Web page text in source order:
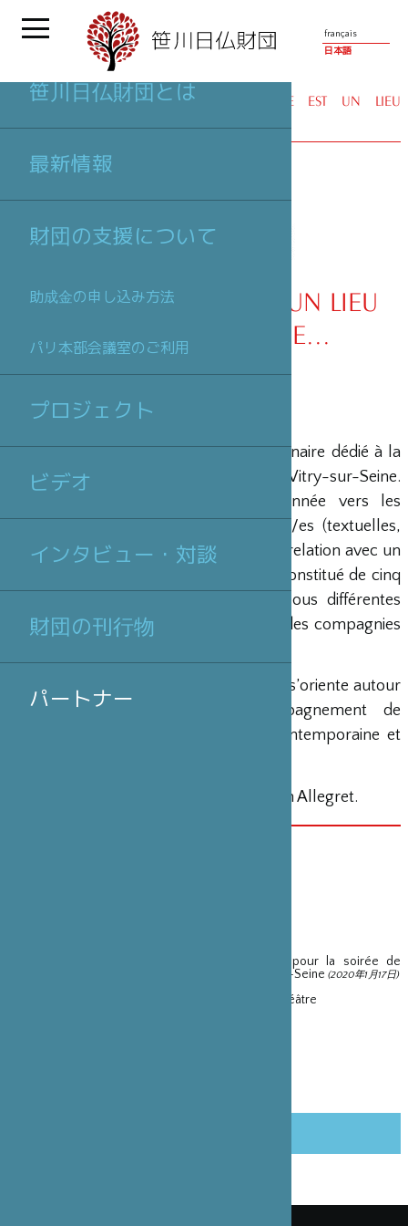
français
日本語
笹川日仏財団とは
最新情報
財団の支援について
助成金の申し込み方法
パリ本部会議室のご利用
プロジェクト
ビデオ
インタビュー・対談
財団の刊行物
パートナー
パートナー| GARE AU THÉÂTRE EST UN LIEU
GARE AU THÉÂTRE EST UN LIEU
PLURIDISCIPLINAIRE...
Gare au Théâtre est un lieu pluridisciplinaire dédié à la
création artistique et citoyenne, situé à Vitry-sur-Seine.
Son orientation artistique est positionnée vers les
écritures d’auteurs et d’autrices vivant/es (textuelles,
gestuelles, visuelles, numériques) et la relation avec un
territoire en transformation. Cet outil, constitué de cinq
salles de travail, permet d’accueillir sous différentes
formes de résidence ou collaboration des compagnies
Le programme de la nouvelle direction s’oriente autour
de trois axes majeurs : l’accompagnement de
l’émergence, le soutien à l’écriture contemporaine et
Le lieu est dirigé par Diane Landrot et Yan Allegret.
La fondation soutient l’invitation de Yoshi Oida pour la soirée de
lancement du Nouveau Gare au Théâtre à Vitry-sur-Seine (2020年1月17日)
ヴィトリ・シュール・セーヌの新劇場 Gare au Théâtre